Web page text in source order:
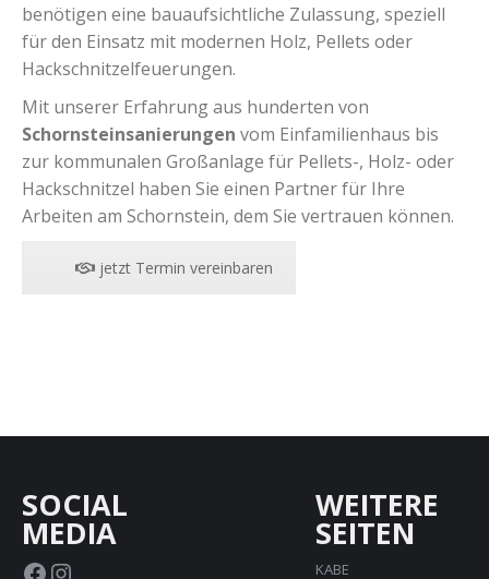
benötigen eine bauaufsichtliche Zulassung, speziell
für den Einsatz mit modernen Holz, Pellets oder
Hackschnitzelfeuerungen.
Mit unserer Erfahrung aus hunderten von
Schornsteinsanierungen vom Einfamilienhaus bis
zur kommunalen Großanlage für Pellets-, Holz- oder
Hackschnitzel haben Sie einen Partner für Ihre
Arbeiten am Schornstein, dem Sie vertrauen können.
jetzt Termin vereinbaren
SOCIAL
MEDIA
Facebook
Instagram
WEITERE
SEITEN
KABE